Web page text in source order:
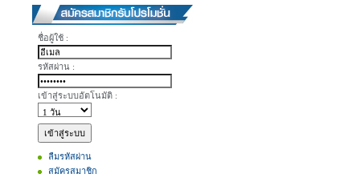
ชื่อผู้ใช้ :
รหัสผ่าน :
เข้าสู่ระบบอัตโนมัติ :
ลืมรหัสผ่าน
สมัครสมาชิก